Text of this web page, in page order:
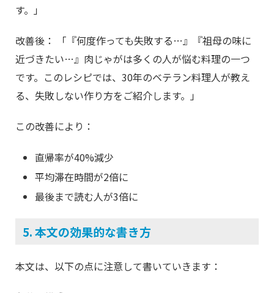
す。」
改善後： 「『何度作っても失敗する…』『祖母の味に
近づきたい…』肉じゃがは多くの人が悩む料理の一つ
です。このレシピでは、30年のベテラン料理人が教え
る、失敗しない作り方をご紹介します。」
この改善により：
直帰率が40%減少
平均滞在時間が2倍に
最後まで読む人が3倍に
5. 本文の効果的な書き方
本文は、以下の点に注意して書いていきます：